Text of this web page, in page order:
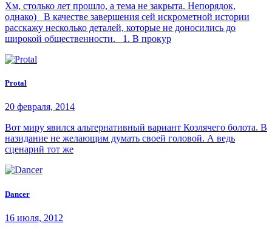
Хм, столько лет прошло, а тема не закрыта. Непорядок,
однако) В качестве завершения сей искрометной истории
расскажу несколько деталей, которые не доносились до
широкой общественности. 1. В прокур
Protal
20 февраля, 2014
Вот миру явился альтернативный вариант Козлячего болота. В
назидание не желающим думать своей головой. А ведь
сценарий тот же
Dancer
16 июля, 2012